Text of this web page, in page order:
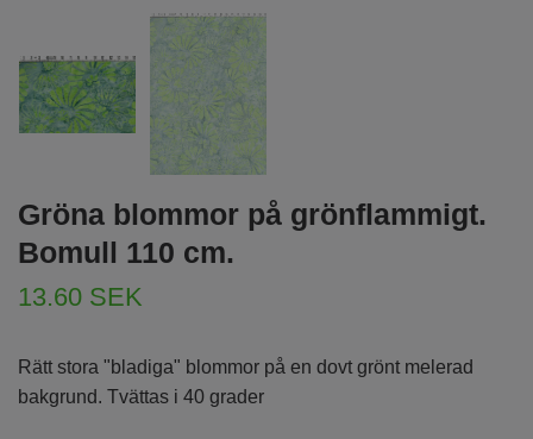
Gröna blommor på grönflammigt.
Bomull 110 cm.
13.60 SEK
Rätt stora "bladiga" blommor på en dovt grönt melerad
bakgrund. Tvättas i 40 grader